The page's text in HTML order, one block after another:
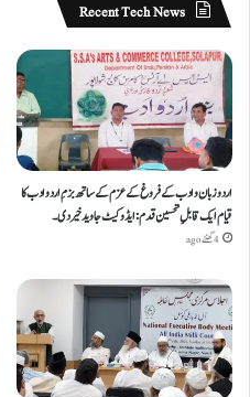
Recent Tech News
اردو زبان و ادب کے فروغ کے عزم کے ساتھ بزمِ اردو ادب کا
قیام ایک قابلِ تحسین قدم : ایڈوکیٹ جاوید خیردی۔
4 گھنٹے ago